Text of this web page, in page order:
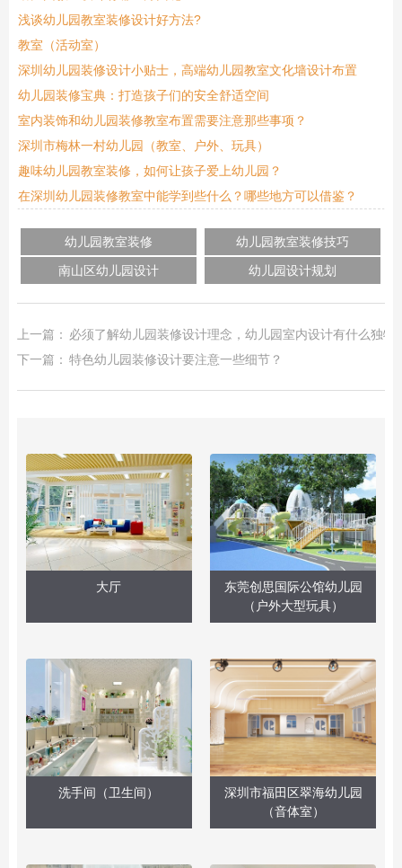
浅谈幼儿园教室装修设计好方法?
教室（活动室）
深圳幼儿园装修设计小贴士，高端幼儿园教室文化墙设计布置
幼儿园装修宝典：打造孩子们的安全舒适空间
室内装饰和幼儿园装修教室布置需要注意那些事项？
深圳市梅林一村幼儿园（教室、户外、玩具）
趣味幼儿园教室装修，如何让孩子爱上幼儿园？
在深圳幼儿园装修教室中能学到些什么？哪些地方可以借鉴？
幼儿园教室装修
幼儿园教室装修技巧
南山区幼儿园设计
幼儿园设计规划
上一篇： 必须了解幼儿园装修设计理念，幼儿园室内设计有什么独特
下一篇： 特色幼儿园装修设计要注意一些细节？
大厅
东莞创思国际公馆幼儿园
（户外大型玩具）
洗手间（卫生间）
深圳市福田区翠海幼儿园
（音体室）